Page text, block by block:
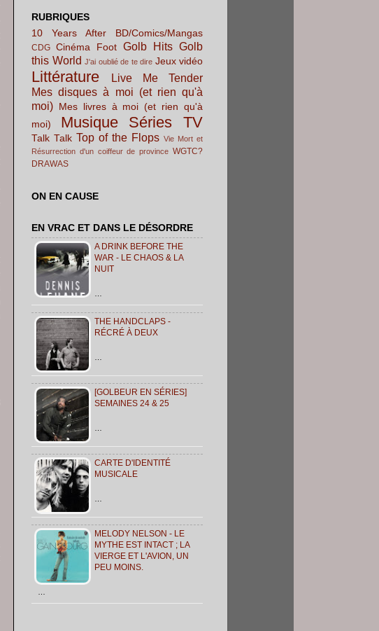
RUBRIQUES
10 Years After
BD/Comics/Mangas
CDG Cinéma Foot Golb Hits Golb
this World J'ai oublié de te dire Jeux vidéo
Littérature
Live Me Tender
Mes disques à moi (et rien qu'à
moi) Mes livres à moi (et rien qu'à
moi)
Musique Séries TV
Talk Talk Top of the Flops Vie Mort et
Résurrection d'un coiffeur de province WGTC?
DRAWAS
ON EN CAUSE
EN VRAC ET DANS LE DÉSORDRE
A DRINK BEFORE THE
WAR - LE CHAOS & LA
NUIT
THE HANDCLAPS -
RÉCRÉ À DEUX
[GOLBEUR EN SÉRIES]
SEMAINES 24 & 25
CARTE D'IDENTITÉ
MUSICALE
MELODY NELSON - LE
MYTHE EST INTACT ; LA
VIERGE ET L'AVION, UN
PEU MOINS.